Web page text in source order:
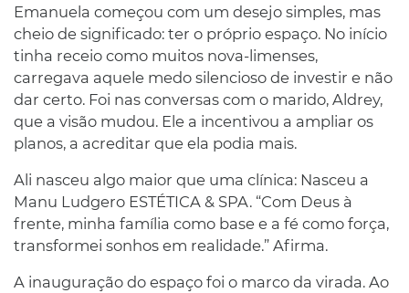
Emanuela começou com um desejo simples, mas
cheio de significado: ter o próprio espaço. No início
tinha receio como muitos nova-limenses,
carregava aquele medo silencioso de investir e não
dar certo. Foi nas conversas com o marido, Aldrey,
que a visão mudou. Ele a incentivou a ampliar os
planos, a acreditar que ela podia mais.
Ali nasceu algo maior que uma clínica: Nasceu a
Manu Ludgero ESTÉTICA & SPA. “Com Deus à
frente, minha família como base e a fé como força,
transformei sonhos em realidade.” Afirma.
A inauguração do espaço foi o marco da virada. Ao